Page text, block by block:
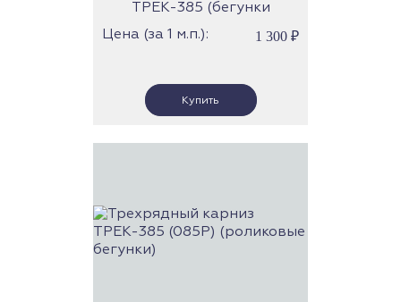
ТРЕК-385 (бегунки
скольжения)
Цена (за 1 м.п.): 1 300 ₽